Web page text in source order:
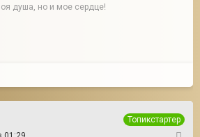
душа, но и мое сердце!
Топикстартер